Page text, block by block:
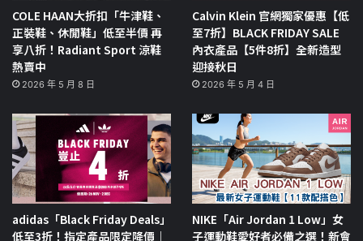
COLE HAAN大折扣「牛津鞋、
正裝鞋、休閒鞋」低至半價 再
享八折！Radiant Sport 涼鞋
熱賣中
2026 年 5 月 8 日
Calvin Klein 官網獨家優惠【低
至7折】BLACK FRIDAY SALE
內衣產品【5件8折】全新造型
迎接秋日
2026 年 5 月 4 日
adidas「Black Friday Deals」
低至3折！指定產品限定降價｜
NIKE「Air Jordan 1 Low」女
子運動鞋愛好者必備之選！新會